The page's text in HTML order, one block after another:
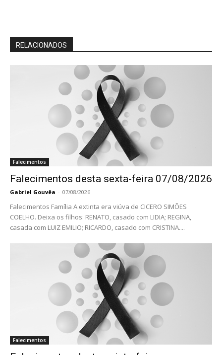
RELACIONADOS
Falecimentos
Falecimentos desta sexta-feira 07/08/2026
Gabriel Gouvêa - 07/08/2026
Falecimentos Família A extinta era viúva de CICERO SIMÕES
COELHO. Deixa os filhos: RENATO, casado com LIDIA; REGINA,
casada com LUIZ EMILIO; RICARDO, casado com CRISTINA....
Falecimentos